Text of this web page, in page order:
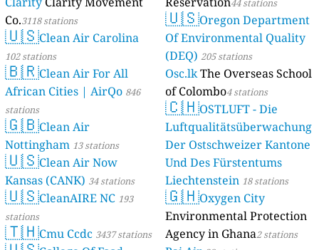
Co.3118 stations
🇺🇸Clean Air Carolina
102 stations
🇧🇷Clean Air For All
African Cities | AirQo 846
stations
🇬🇧Clean Air
Nottingham 13 stations
🇺🇸Clean Air Now
Kansas (CANK) 34 stations
🇺🇸CleanAIRE NC 193
stations
🇹🇭Cmu Ccdc 3437 stations
44 stations
🇺🇸Oregon Department
Of Environmental Quality
(DEQ) 205 stations
Osc.lkThe Overseas School
of Colombo4 stations
🇨🇭OSTLUFT - Die
Luftqualitätsüberwachung
Der Ostschweizer Kantone
Und Des Fürstentums
Liechtenstein 18 stations
🇬🇭Oxygen City
Environmental Protection
Agency in Ghana2 stations